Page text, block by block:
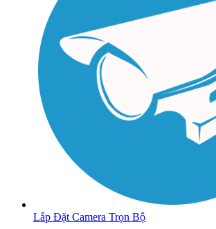
Lắp Đặt Camera Trọn Bộ